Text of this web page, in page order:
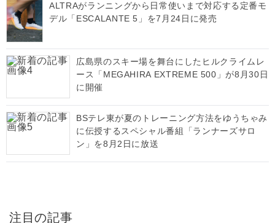
ALTRAがランニングから日常使いまで対応する定番モ
デル「ESCALANTE 5」を7月24日に発売
広島県のスキー場を舞台にしたヒルクライムレ
ース「MEGAHIRA EXTREME 500」が8月30日
に開催
BSテレ東が夏のトレーニング方法をゆうちゃみ
に伝授するスペシャル番組「ランナーズサロ
ン」を8月2日に放送
注目の記事